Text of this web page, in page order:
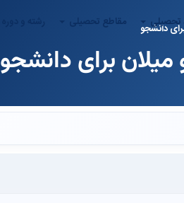
مقاطع تحصیلی دانشجو
میلان برای دانشجو